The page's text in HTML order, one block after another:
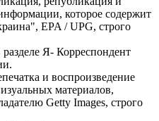
которое содержит
EPA / UPG, строго
Я- Корреспондент
и воспроизведение
материалов,
Getty Images, строго